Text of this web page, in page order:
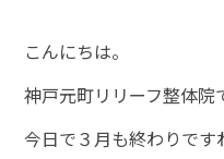
こんにちは。
神戸元町リリーフ整体院
今日で３月も終わりです